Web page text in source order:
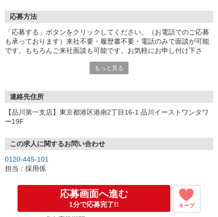
応募方法
「応募する」ボタンをクリックしてください。（お電話でのご応募
も承っております）来社不要・履歴書不要・電話のみで面談が可能
です。もちろんご来社面談も可能です。お気軽にお申し付け下さ
もっと見る
連絡先住所
【品川第一支店】東京都港区港南2丁目16-1 品川イーストワンタワ
ー19F
この求人に関するお問い合わせ
0120-445-101
担当：採用係
応募画面へ進む
1分で応募完了!! キープ